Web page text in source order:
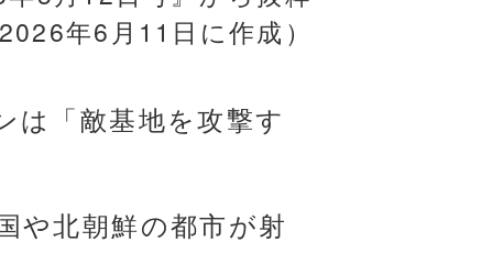
2026年6月11日に作成）
は「敵基地を攻撃す
や北朝鮮の都市が射